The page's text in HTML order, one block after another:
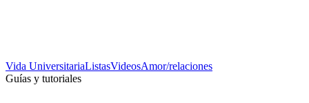
Vida UniversitariaListasVideosAmor/relaciones
Guías y tutoriales